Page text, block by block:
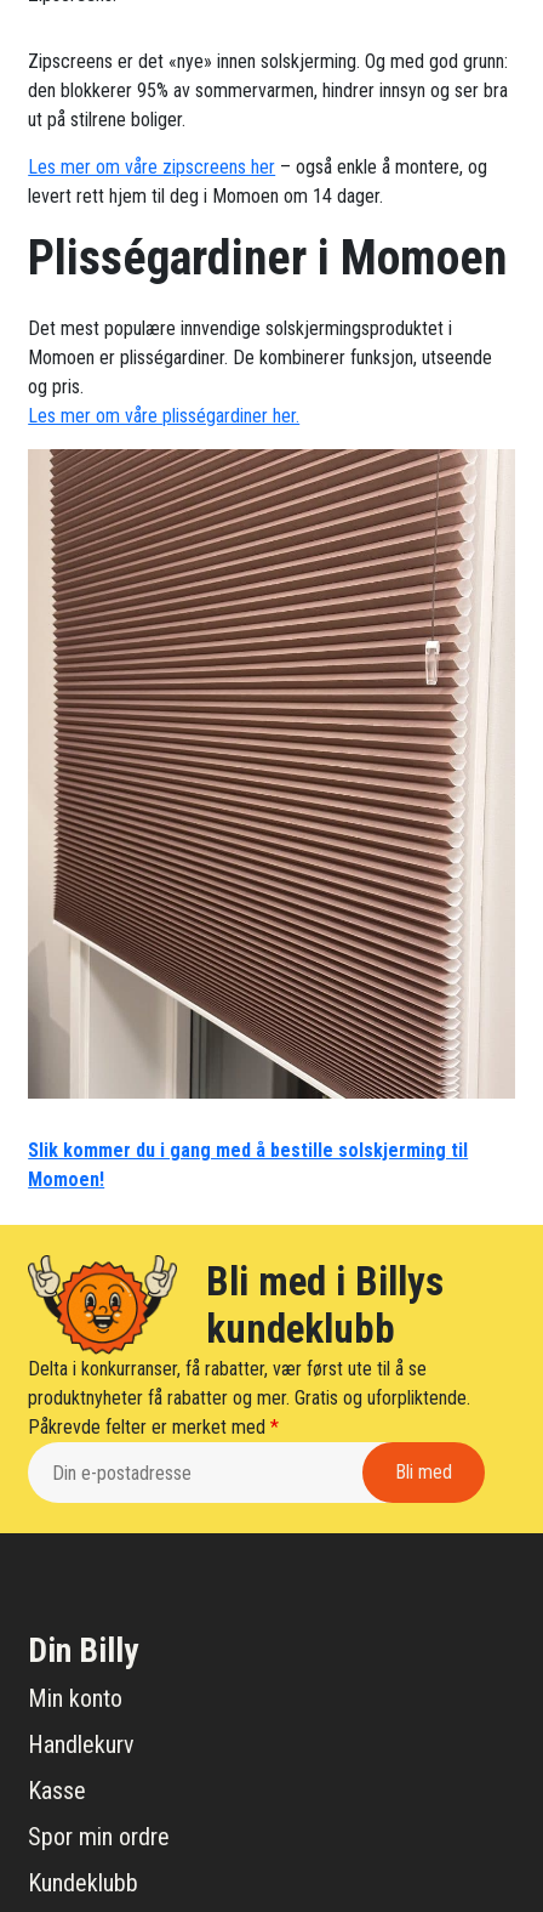
Zipscreens er det «nye» innen solskjerming. Og med god grunn:
den blokkerer 95% av sommervarmen, hindrer innsyn og ser bra
ut på stilrene boliger.
Les mer om våre zipscreens her – også enkle å montere, og
levert rett hjem til deg i Momoen om 14 dager.
Plisségardiner i Momoen
Det mest populære innvendige solskjermingsproduktet i
Momoen er plisségardiner. De kombinerer funksjon, utseende
og pris.
Les mer om våre plisségardiner her.
Slik kommer du i gang med å bestille solskjerming til
Momoen!
Bli med i Billys
kundeklubb
Delta i konkurranser, få rabatter, vær først ute til å se
produktnyheter få rabatter og mer. Gratis og uforpliktende.
Påkrevde felter er merket med*
Din Billy
Min konto
Handlekurv
Kasse
Spor min ordre
Kundeklubb